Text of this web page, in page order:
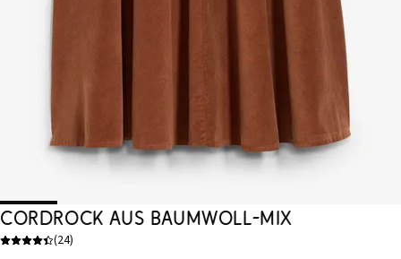
Cordrock aus Baumwoll-Mix
(24)